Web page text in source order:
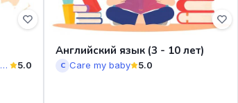
Онлайн-школа немецкого языка Berliner Deutsch 5.0
Английский язык (3 - 10 лет)
C Care my baby 5.0